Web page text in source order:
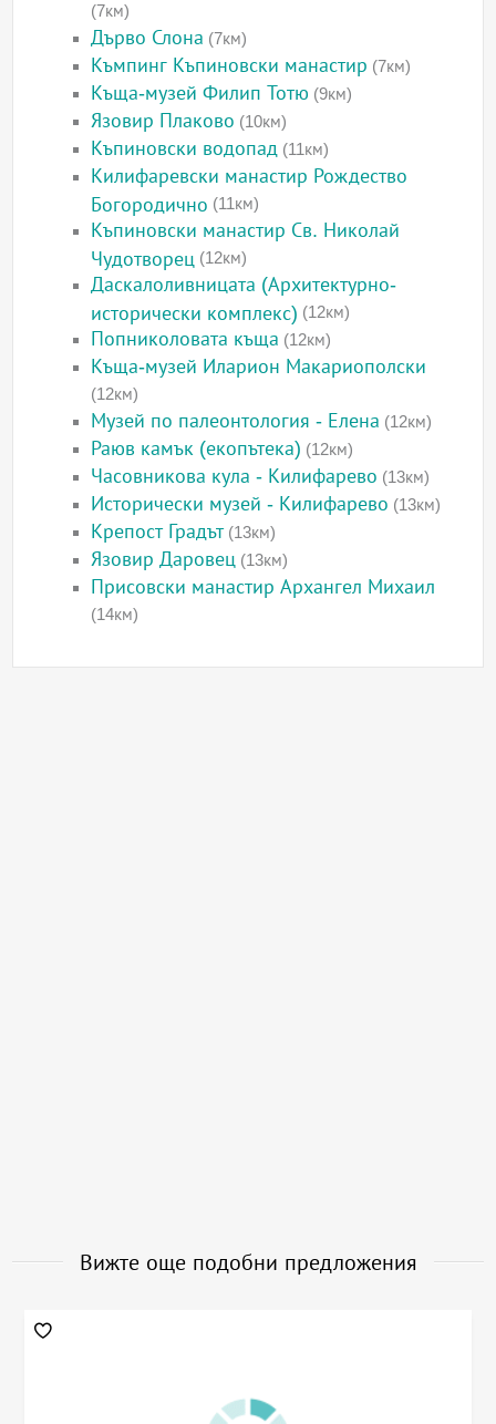
(7км)
Дърво Слона (7км)
Къмпинг Къпиновски манастир (7км)
Къща-музей Филип Тотю (9км)
Язовир Плаково (10км)
Къпиновски водопад (11км)
Килифаревски манастир Рождество
Богородично (11км)
Къпиновски манастир Св. Николай
Чудотворец (12км)
Даскалоливницата (Архитектурно-
исторически комплекс) (12км)
Попниколовата къща (12км)
Къща-музей Иларион Макариополски
(12км)
Музей по палеонтология - Елена (12км)
Раюв камък (екопътека) (12км)
Часовникова кула - Килифарево (13км)
Исторически музей - Килифарево (13км)
Крепост Градът(13км)
Язовир Даровец (13км)
Присовски манастир Архангел Михаил
(14км)
Вижте още подобни предложения